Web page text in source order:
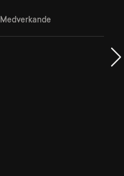
Medverkande